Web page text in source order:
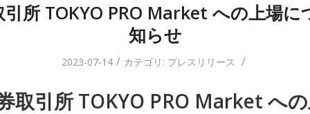
引所 TOKYO PRO Market への上場に
知らせ
2023-07-14 / カテゴリ: プレスリリース /
取引所 TOKYO PRO Market へ